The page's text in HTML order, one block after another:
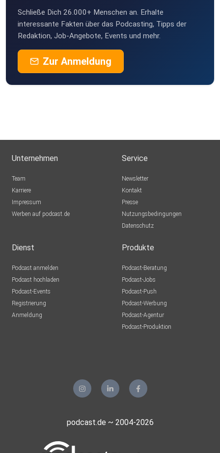
https://linktr.ee/Gestrandet.LastExitMallorca
Instagram:
https://www.instagram.com/gestrandet.lastexitmallorca
Schließe Dich 26.000+ Menschen an. Erhalte
interessante Fakten über das Podcasting, Tipps der
Redaktion, Job-Angebote, Events und mehr.
Zur Anmeldung
Unternehmen
Team
Karriere
Impressum
Werben auf podcast.de
Service
Newsletter
Kontakt
Presse
Nutzungsbedingungen
Datenschutz
Dienst
Podcast anmelden
Podcast hochladen
Podcast-Events
Registrierung
Anmeldung
Produkte
Podcast-Beratung
Podcast-Jobs
Podcast-Push
Podcast-Werbung
Podcast-Agentur
Podcast-Produktion
podcast.de ~ 2004-2026